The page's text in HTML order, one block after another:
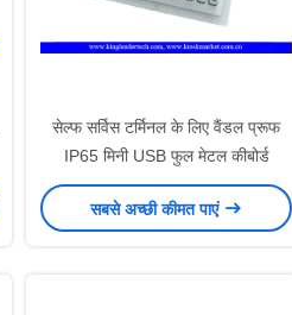
सेल्फ सर्विस टर्मिनल के लिए वैंडल प्रूफ
IP65 मिनी USB फुल मेटल कीबोर्ड
सबसे अच्छी कीमत पाएं